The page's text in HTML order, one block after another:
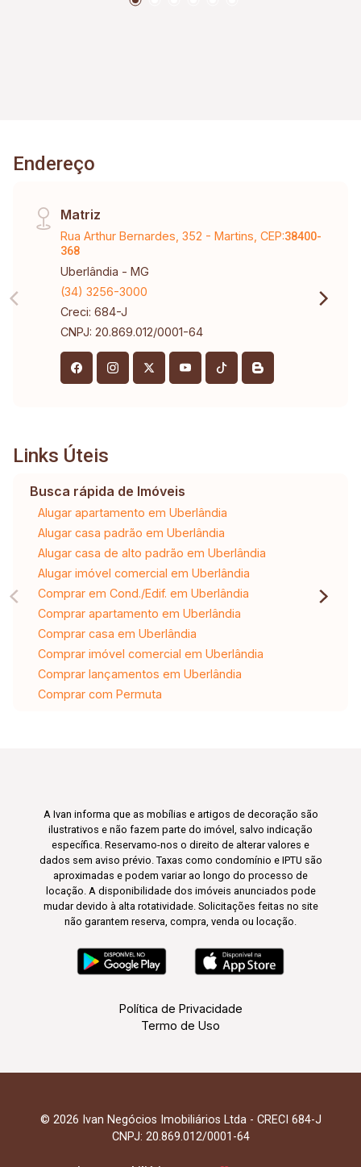
Endereço
Matriz
Rua Arthur Bernardes, 352 - Martins, CEP:38400-
368
Uberlândia - MG
(34) 3256-3000
Creci: 684-J
CNPJ: 20.869.012/0001-64
Links Úteis
Busca rápida de Imóveis
Alugar apartamento em Uberlândia
Alugar casa padrão em Uberlândia
Alugar casa de alto padrão em Uberlândia
Alugar imóvel comercial em Uberlândia
Comprar em Cond./Edif. em Uberlândia
Comprar apartamento em Uberlândia
Comprar casa em Uberlândia
Comprar imóvel comercial em Uberlândia
Comprar lançamentos em Uberlândia
Comprar com Permuta
A Ivan informa que as mobílias e artigos de decoração são
ilustrativos e não fazem parte do imóvel, salvo indicação
específica. Reservamo-nos o direito de alterar valores e
dados sem aviso prévio. Taxas como condomínio e IPTU são
aproximadas e podem variar ao longo do processo de
locação. A disponibilidade dos imóveis anunciados pode
mudar devido à alta rotatividade. Solicitações feitas no site
não garantem reserva, compra, venda ou locação.
Política de Privacidade
Termo de Uso
© 2026 Ivan Negócios Imobiliários Ltda - CRECI 684-J
CNPJ: 20.869.012/0001-64